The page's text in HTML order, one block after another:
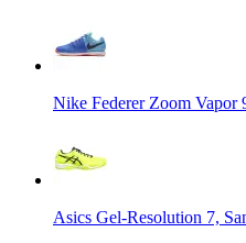
Nike Federer Zoom Vapor
Asics Gel-Resolution 7,